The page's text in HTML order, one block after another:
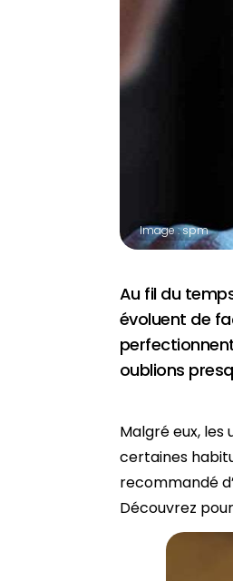
Image : spm
Au fil du
évoluent de
oublions
Malgré eux,
certaines
recommandé
Découvrez